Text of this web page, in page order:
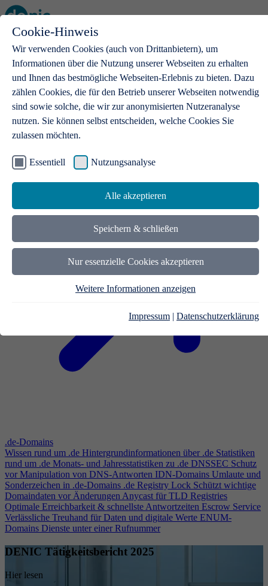
Cookie-Hinweis
Wir verwenden Cookies (auch von Drittanbietern), um
Informationen über die Nutzung unserer Webseiten zu erhalten
und Ihnen das bestmögliche Webseiten-Erlebnis zu bieten. Dazu
zählen Cookies, die für den Betrieb unserer Webseiten notwendig
sind sowie solche, die wir zur anonymisierten Nutzeranalyse
nutzen. Sie können selbst entscheiden, welche Cookies Sie
zulassen möchten.
Essentiell Nutzungsanalyse
Alle akzeptieren
Speichern & schließen
Nur essenzielle Cookies akzeptieren
Weitere Informationen anzeigen
Impressum | Datenschutzerklärung
Open main menu
.de-Domains
Mit einer .de-Domain erhalten Ideen eine Bühne
.de-Domains
Wissen rund um .de Hintergrundinformationen über .de Statistiken
rund um .de Monats- und Jahresstatistiken zu .de DNSSEC Schutz
vor Manipulation von DNS-Antworten IDN-Domains Umlaute und
Sonderzeichen in .de-Domains .de Registry Lock Schützt wichtige
Domaindaten vor ÄnderungenAnycast für TLD Registries
Optimale Erreichbarkeit & schnellste Antwortzeiten Escrow Service
Verlässliche Treuhand für Daten und digitale Werte ENUM-
Domains Dienste unter einer Rufnummer
DENIC Tätigkeitsbericht 2025
Hier lesen